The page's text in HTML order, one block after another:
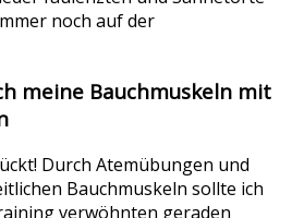
noch auf der
meine Bauchmuskeln mit
Durch Atemübungen und
Bauchmuskeln sollte ich
verwöhnten geraden